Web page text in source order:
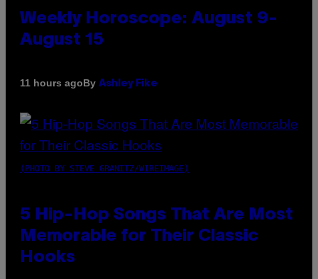
Weekly Horoscope: August 9-
August 15
11 hours agoBy Ashley Fike
(PHOTO BY STEVE GRANITZ/WIREIMAGE)
5 Hip-Hop Songs That Are Most
Memorable for Their Classic
Hooks